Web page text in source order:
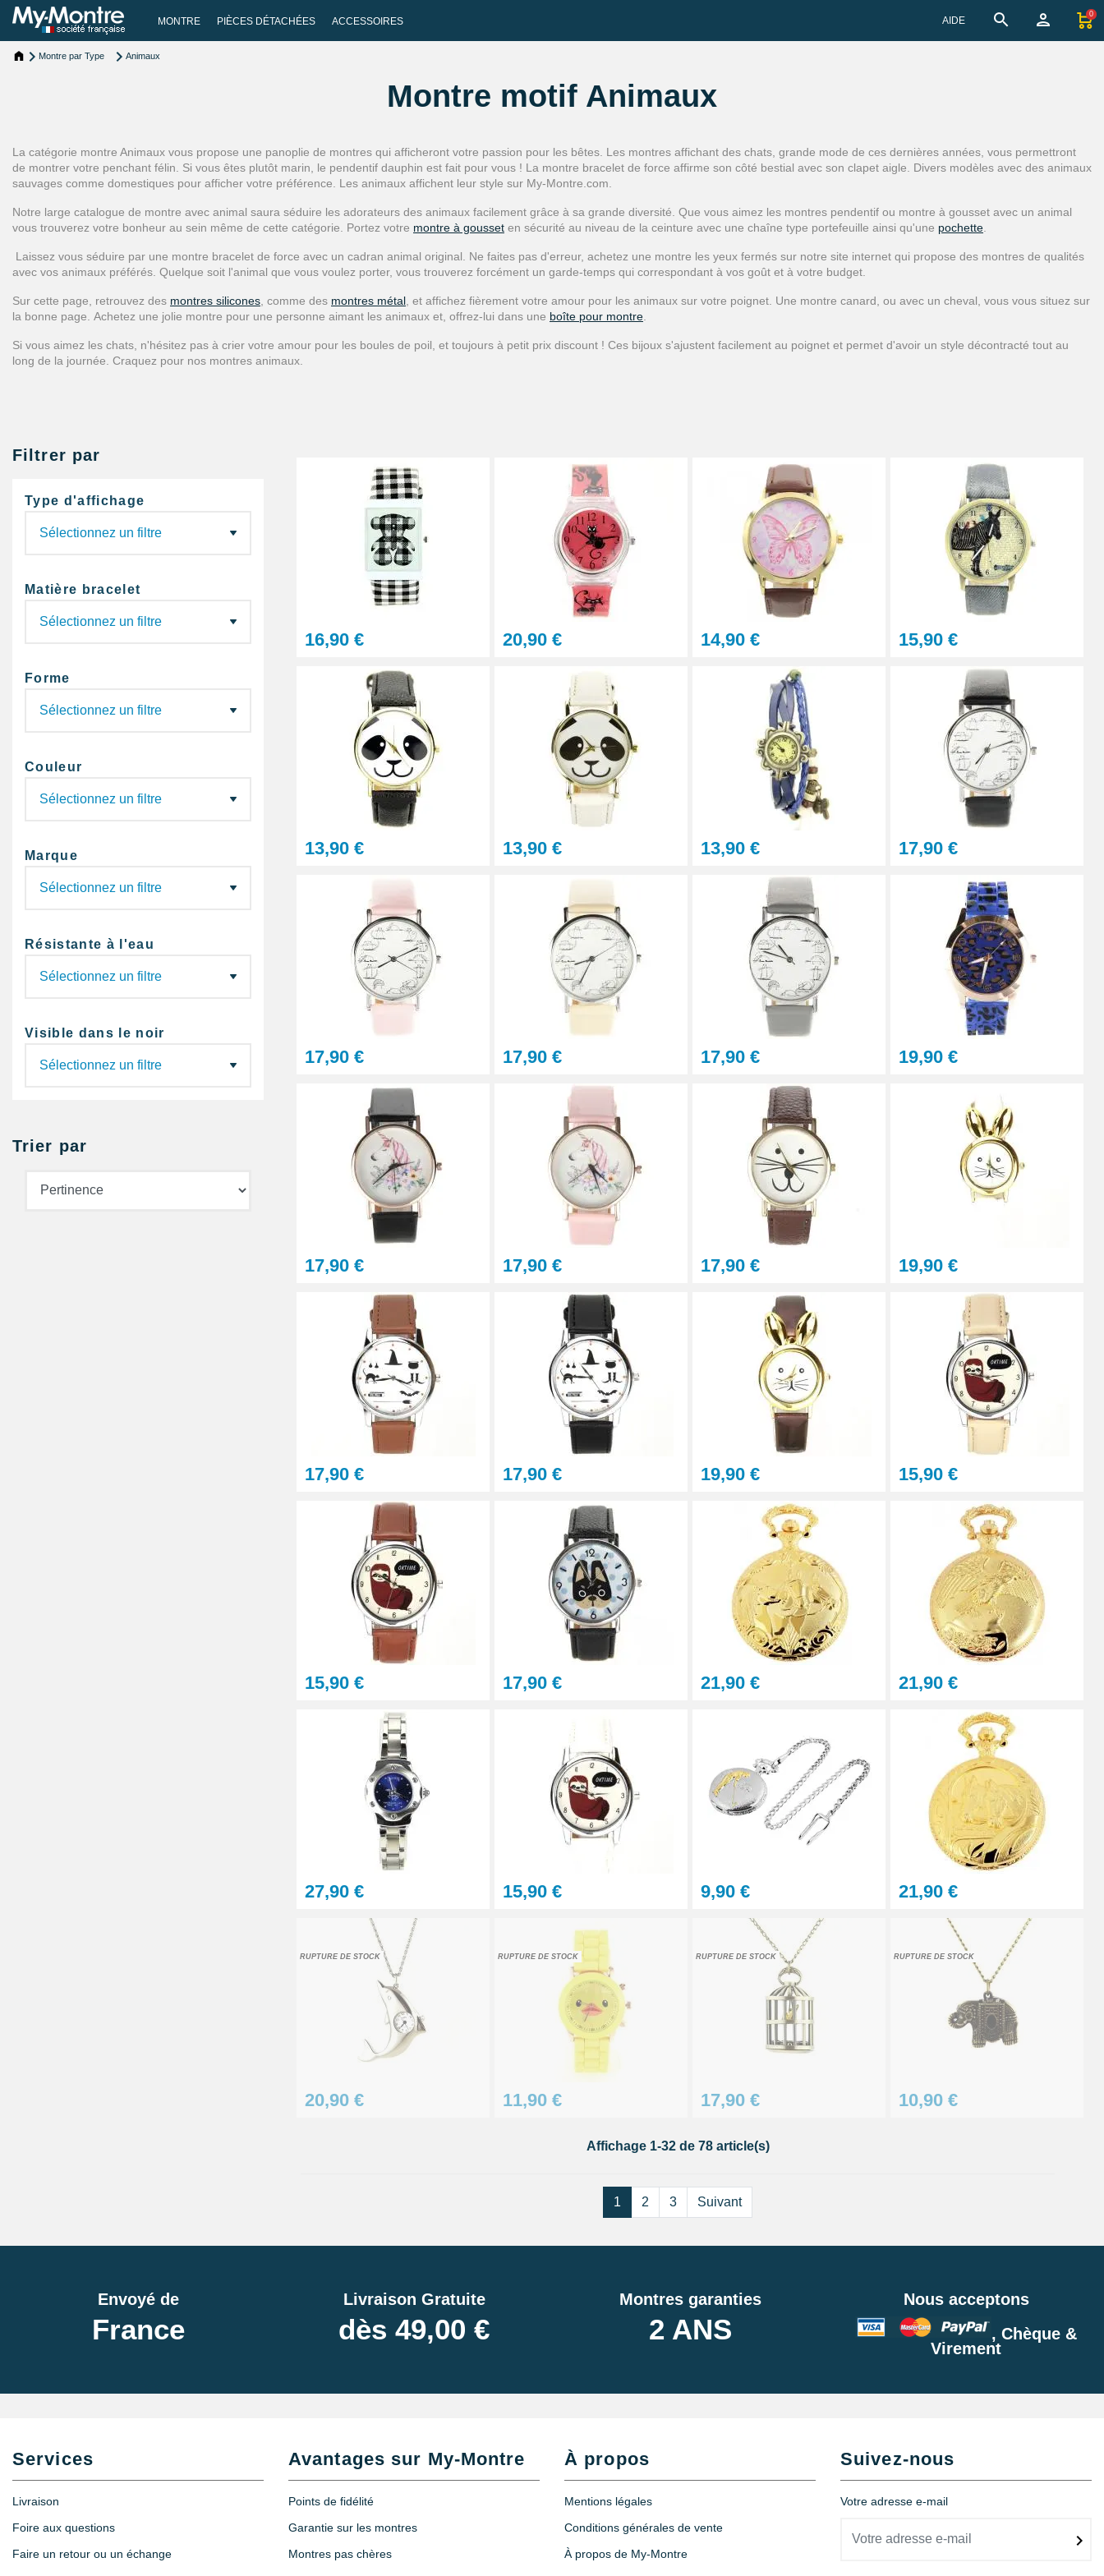
MONTRE PIÈCES DÉTACHÉES ACCESSOIRES AIDE
0
Montre par Type Animaux
Montre motif Animaux
La catégorie montre Animaux vous propose une panoplie de montres qui afficheront votre passion pour les bêtes. Les montres affichant des chats, grande mode de ces dernières années, vous permettront
de montrer votre penchant félin. Si vous êtes plutôt marin, le pendentif dauphin est fait pour vous ! La montre bracelet de force affirme son côté bestial avec son clapet aigle. Divers modèles avec des animaux
sauvages comme domestiques pour afficher votre préférence. Les animaux affichent leur style sur My-Montre.com.
Notre large catalogue de montre avec animal saura séduire les adorateurs des animaux facilement grâce à sa grande diversité. Que vous aimez les montres pendentif ou montre à gousset avec un animal
vous trouverez votre bonheur au sein même de cette catégorie. Portez votre montre à gousset en sécurité au niveau de la ceinture avec une chaîne type portefeuille ainsi qu'une pochette
Laissez vous séduire par une montre bracelet de force avec un cadran animal original. Ne faites pas d'erreur, achetez une montre les yeux fermés sur notre site internet qui propose des montres de qualités
avec vos animaux préférés. Quelque soit l'animal que vous voulez porter, vous trouverez forcément un garde-temps qui correspondant à vos goût et à votre budget.
Sur cette page, retrouvez des montres silicones , comme des montres métal , et affichez fièrement votre amour pour les animaux sur votre poignet. Une montre canard, ou avec un cheval, vous vous situez sur
la bonne page. Achetez une jolie montre pour une personne aimant les animaux et, offrez-lui dans une boîte pour montre
Si vous aimez les chats, n'hésitez pas à crier votre amour pour les boules de poil, et toujours à petit prix discount ! Ces bijoux s'ajustent facilement au poignet et permet d'avoir un style décontracté tout au
long de la journée. Craquez pour nos montres animaux.
Filtrer par
Type d'affichage
Matière bracelet
Forme
Couleur
Marque
Résistante à l'eau
Visible dans le noir
Trier par
16,90 € 20,90 € 14,90 € 15,90 €
13,90 € 13,90 € 13,90 € 17,90 €
17,90 € 17,90 € 17,90 € 19,90 €
17,90 € 17,90 € 17,90 € 19,90 €
17,90 € 17,90 € 19,90 € 15,90 €
15,90 € 17,90 € 21,90 € 21,90 €
27,90 € 15,90 € 9,90 € 21,90 €
RUPTURE DE STOCK
20,90 €
RUPTURE DE STOCK
11,90 €
RUPTURE DE STOCK
17,90 €
RUPTURE DE STOCK
10,90 €
Affichage 1-32 de 78 article(s)
1 2 3 Suivant
Envoyé de
France
Livraison Gratuite
dès 49,00 €
Montres garanties
2 ANS
Nous acceptons
, Chèque &
Virement
Services
Livraison
Foire aux questions
Faire un retour ou un échange
Avantages sur My-Montre
Points de fidélité
Garantie sur les montres
Montres pas chères
À propos
Mentions légales
Conditions générales de vente
À propos de My-Montre
Suivez-nous
Votre adresse e-mail